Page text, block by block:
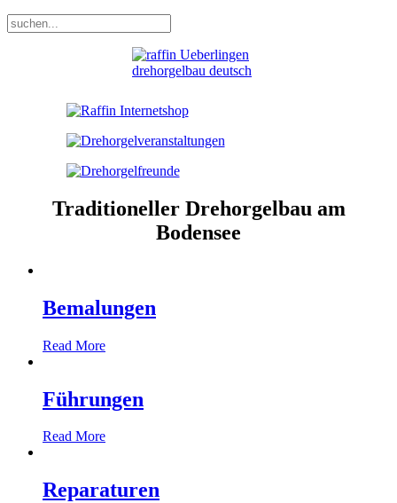
Traditioneller Drehorgelbau am
Bodensee
Bemalungen
Read More
Führungen
Read More
Reparaturen